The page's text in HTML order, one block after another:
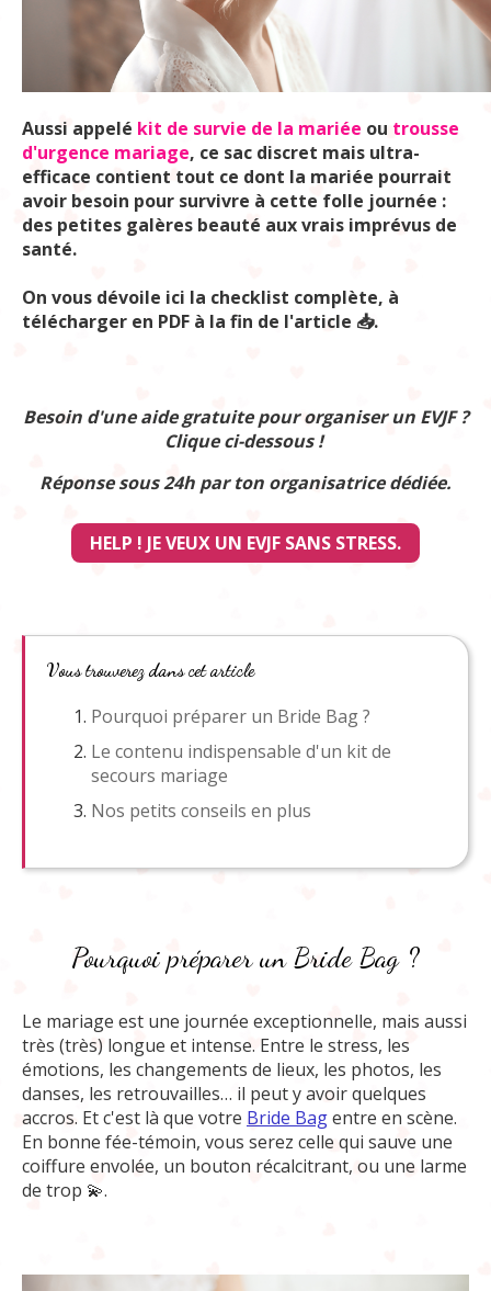
Aussi appelé kit de survie de la mariée ou trousse
d'urgence mariage, ce sac discret mais ultra-
efficace contient tout ce dont la mariée pourrait
avoir besoin pour survivre à cette folle journée :
des petites galères beauté aux vrais imprévus de
santé.
On vous dévoile ici la checklist complète, à
télécharger en PDF à la fin de l'article 📥.
Besoin d'une aide gratuite pour organiser un EVJF ?
Clique ci-dessous !
Réponse sous 24h par ton organisatrice dédiée.
HELP ! JE VEUX UN EVJF SANS STRESS.
Vous trouverez dans cet article
Pourquoi préparer un Bride Bag ?
Le contenu indispensable d'un kit de
secours mariage
Nos petits conseils en plus
Pourquoi préparer un Bride Bag ?
Le mariage est une journée exceptionnelle, mais aussi
très (très) longue et intense. Entre le stress, les
émotions, les changements de lieux, les photos, les
danses, les retrouvailles… il peut y avoir quelques
accros. Et c'est là que votre Bride Bagentre en scène.
En bonne fée-témoin, vous serez celle qui sauve une
coiffure envolée, un bouton récalcitrant, ou une larme
de trop 💫.